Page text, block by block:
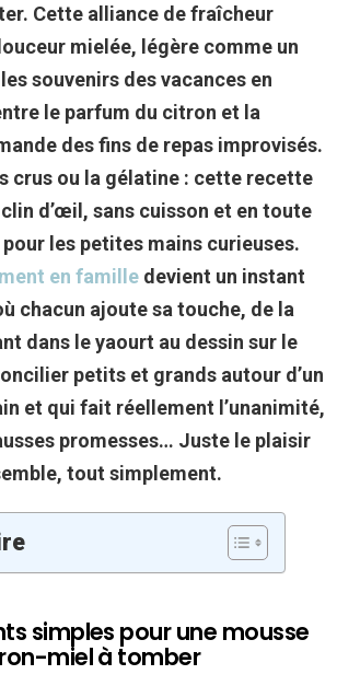
Cette alliance defraîcheur
mielée, légère comme un
souvenirs des vacances en
le parfum du citron et la
des fins de repas improvisés.
crus ou la gélatine : cette recette
d’œil, sans cuisson et en toute
les petites mains curieuses.
en famille devient un instant
chacun ajoute sa touche, de la
dans le yaourt au dessin sur le
petits et grands autour d’un
et qui fait réellement l’unanimité,
promesses… Juste le plaisir
tout simplement.
simples pour une mousse
miel à tomber